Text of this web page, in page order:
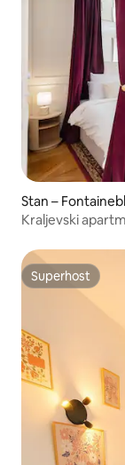
Stan –
Kraljevski
Superhost
Superhost